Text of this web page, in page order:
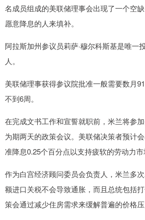
名成员组成的美联储理事会出现了一个空
愿意降息的人来填补。
阿拉斯加州参议员莉萨·穆尔科斯基是唯一
人。
美联储理事获得参议院批准一般需要数月
不到6周。
在完成文书工作和宣誓就职前，米兰将参
为期两天的政策会议。美联储决策者预计
准降息0.25个百分点以支持疲软的劳动力市
作为白宫经济顾问委员会负责人，米兰多
额进口关税不会导致通胀，而且总统包括
策会通过减少住房需求来缓解普遍的价格压